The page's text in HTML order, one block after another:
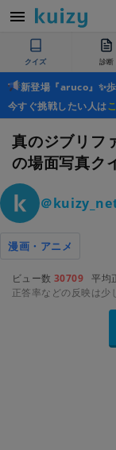
クイズ 診断
新登場『aruco』✨
今すぐ挑戦したい人は
真のジブリフ
の場面写真ク
＠
漫画・アニメ
ビュー数 30709 平均
正答率などの反映は少